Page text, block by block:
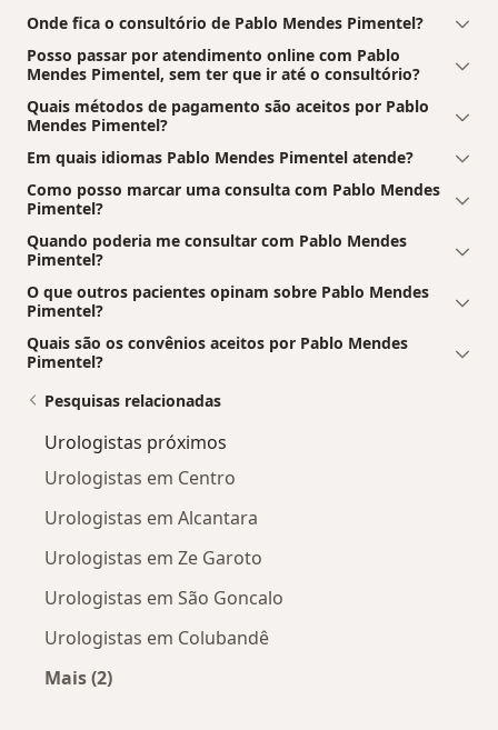
Onde fica o consultório de Pablo Mendes Pimentel?
Posso passar por atendimento online com Pablo
Mendes Pimentel, sem ter que ir até o consultório?
Quais métodos de pagamento são aceitos por Pablo
Mendes Pimentel?
Em quais idiomas Pablo Mendes Pimentel atende?
Como posso marcar uma consulta com Pablo Mendes
Pimentel?
Quando poderia me consultar com Pablo Mendes
Pimentel?
O que outros pacientes opinam sobre Pablo Mendes
Pimentel?
Quais são os convênios aceitos por Pablo Mendes
Pimentel?
Pesquisas relacionadas
Urologistas próximos
Urologistas em Centro
Urologistas em Alcantara
Urologistas em Ze Garoto
Urologistas em São Goncalo
Urologistas em Colubandê
Mais (2)